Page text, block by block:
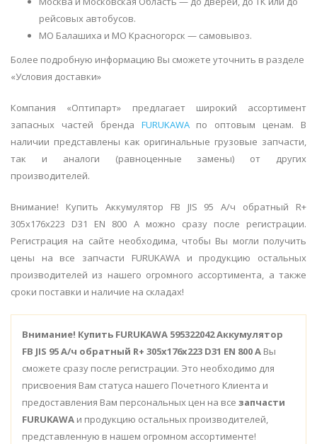
рейсовых автобусов.
МО Балашиха и МО Красногорск — самовывоз.
Более подробную информацию Вы сможете уточнить в разделе
«Условия доставки»
Компания «Оптипарт» предлагает широкий ассортимент
запасных частей бренда FURUKAWAпо оптовым ценам. В
наличии представлены как оригинальные грузовые запчасти,
так и аналоги (равноценные замены) от других
производителей.
Внимание! Купить Аккумулятор FB JIS 95 А/ч обратный R+
305x176x223 D31 EN 800 А можно сразу после регистрации.
Регистрация на сайте необходима, чтобы Вы могли получить
цены на все запчасти FURUKAWA и продукцию остальных
производителей из нашего огромного ассортимента, а также
сроки поставки и наличие на складах!
Внимание! Купить FURUKAWA 595322042 Аккумулятор
FB JIS 95 А/ч обратный R+ 305x176x223 D31 EN 800 А Вы
сможете сразу после регистрации. Это необходимо для
присвоения Вам статуса нашего Почетного Клиента и
предоставления Вам персональных цен на все запчасти
FURUKAWA и продукцию остальных производителей,
представленную в нашем огромном ассортименте!